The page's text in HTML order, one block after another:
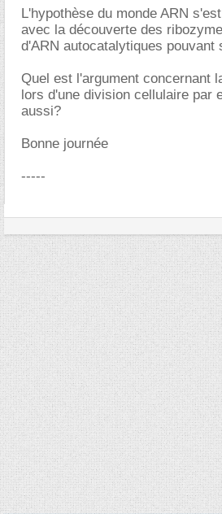
L'hypothèse du monde ARN
avec la découverte des
d'ARN autocatalytiques pouvant
Quel est l'argument concernant
lors d'une division cellulaire par
aussi?
Bonne journée
-----